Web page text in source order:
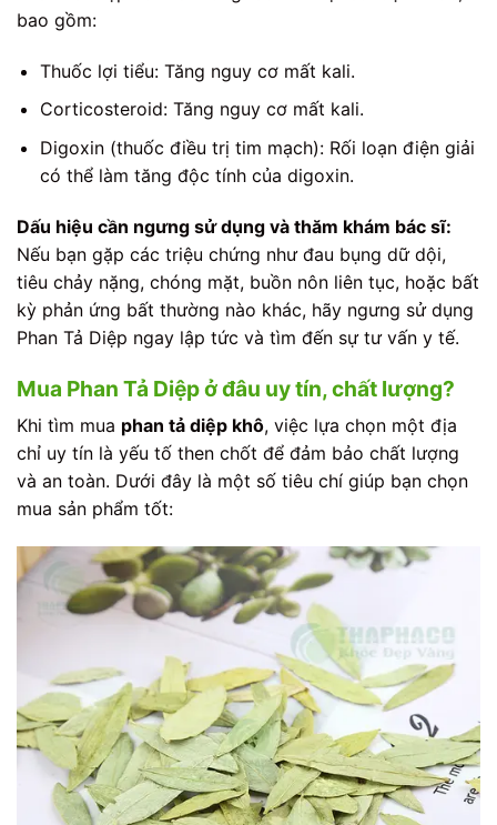
bao gồm:
Thuốc lợi tiểu: Tăng nguy cơ mất kali.
Corticosteroid: Tăng nguy cơ mất kali.
Digoxin (thuốc điều trị tim mạch): Rối loạn điện giải
có thể làm tăng độc tính của digoxin.
Dấu hiệu cần ngưng sử dụng và thăm khám bác sĩ:
Nếu bạn gặp các triệu chứng như đau bụng dữ dội,
tiêu chảy nặng, chóng mặt, buồn nôn liên tục, hoặc bất
kỳ phản ứng bất thường nào khác, hãy ngưng sử dụng
Phan Tả Diệp ngay lập tức và tìm đến sự tư vấn y tế.
Mua Phan Tả Diệp ở đâu uy tín, chất lượng?
Khi tìm mua phan tả diệp khô, việc lựa chọn một địa
chỉ uy tín là yếu tố then chốt để đảm bảo chất lượng
và an toàn. Dưới đây là một số tiêu chí giúp bạn chọn
mua sản phẩm tốt: